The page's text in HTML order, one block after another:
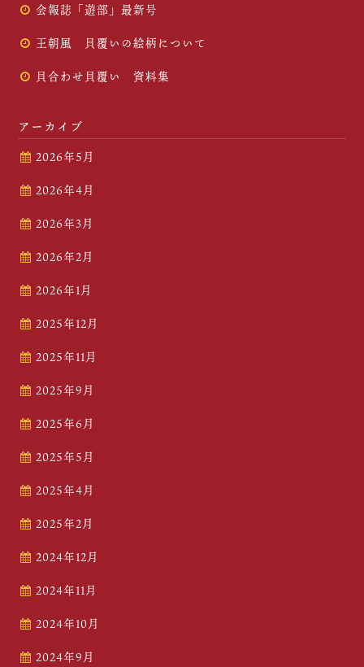
会報誌「遊部」最新号
王朝風 貝覆いの絵柄について
貝合わせ貝覆い 資料集
アーカイブ
2026年5月
2026年4月
2026年3月
2026年2月
2026年1月
2025年12月
2025年11月
2025年9月
2025年6月
2025年5月
2025年4月
2025年2月
2024年12月
2024年11月
2024年10月
2024年9月